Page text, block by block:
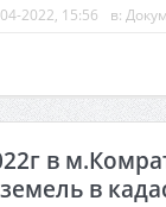
2022, 15:56 в:
в
в